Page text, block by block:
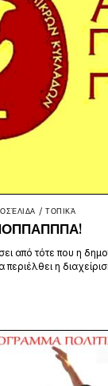
/ ΤΟΠΙΚΆ
από τότε που η
η